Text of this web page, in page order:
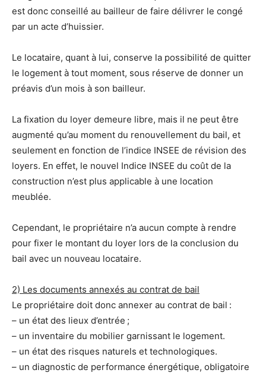
est donc conseillé au bailleur de faire délivrer le congé
par un acte d’huissier.
Le locataire, quant à lui, conserve la possibilité de quitter
le logement à tout moment, sous réserve de donner un
préavis d’un mois à son bailleur.
La fixation du loyer demeure libre, mais il ne peut être
augmenté qu’au moment du renouvellement du bail, et
seulement en fonction de l’indice INSEE de révision des
loyers. En effet, le nouvel Indice INSEE du coût de la
construction n’est plus applicable à une location
meublée.
Cependant, le propriétaire n’a aucun compte à rendre
pour fixer le montant du loyer lors de la conclusion du
bail avec un nouveau locataire.
2) Les documents annexés au contrat de bail
Le propriétaire doit donc annexer au contrat de bail :
– un état des lieux d’entrée ;
– un inventaire du mobilier garnissant le logement.
– un état des risques naturels et technologiques.
– un diagnostic de performance énergétique, obligatoire